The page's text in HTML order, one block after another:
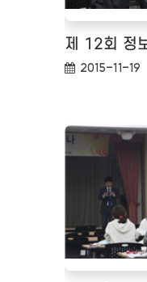
제 12회 정
작성일:
2015-11-19